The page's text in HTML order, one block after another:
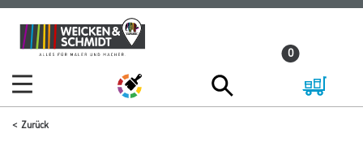
Zum
Inhalt
Zum
Navigationsmenü
0
Zurück